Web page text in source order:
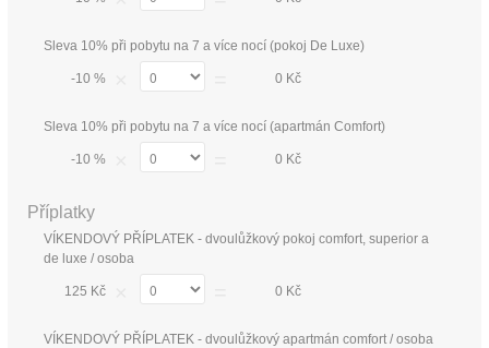
Sleva 10% při pobytu na 7 a více nocí (pokoj De Luxe)
-10 % 0 Kč
Sleva 10% při pobytu na 7 a více nocí (apartmán Comfort)
-10 % 0 Kč
Příplatky
VÍKENDOVÝ PŘÍPLATEK - dvoulůžkový pokoj comfort, superior a
de luxe / osoba
125 Kč 0 Kč
VÍKENDOVÝ PŘÍPLATEK - dvoulůžkový apartmán comfort / osoba